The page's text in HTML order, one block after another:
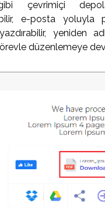
çevrimiçi
e-posta yoluyla
yeniden
düzenlemeye